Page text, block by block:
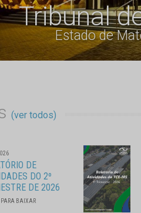
Tribunal
Estado de
(ver todos)
DE
DO 2º
DE 2026
PARA BAIXAR